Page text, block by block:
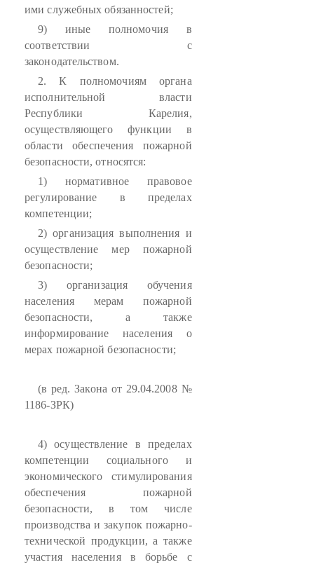
ими служебных обязанностей;
9) иные полномочия в
соответствии с
законодательством.
2. К полномочиям органа
исполнительной власти
Республики Карелия,
осуществляющего функции в
области обеспечения пожарной
безопасности, относятся:
1) нормативное правовое
регулирование в пределах
компетенции;
2) организация выполнения и
осуществление мер пожарной
безопасности;
3) организация обучения
населения мерам пожарной
безопасности, а также
информирование населения о
мерах пожарной безопасности;
(в ред. Закона от 29.04.2008 №
1186-ЗРК)
4) осуществление в пределах
компетенции социального и
экономического стимулирования
обеспечения пожарной
безопасности, в том числе
производства и закупок пожарно-
технической продукции, а также
участия населения в борьбе с